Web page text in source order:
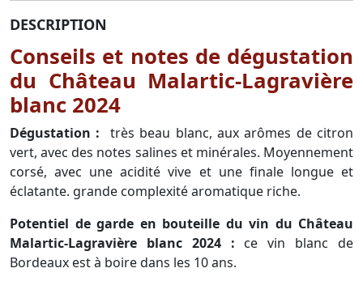
DESCRIPTION
Conseils et notes de dégustation
du Château Malartic-Lagravière
blanc 2024
Dégustation : très beau blanc, aux arômes de citron
vert, avec des notes salines et minérales. Moyennement
corsé, avec une acidité vive et une finale longue et
éclatante. grande complexité aromatique riche.
Potentiel de garde en bouteille du vin du Château
Malartic-Lagravière blanc 2024 : ce vin blanc de
Bordeaux est à boire dans les 10 ans.